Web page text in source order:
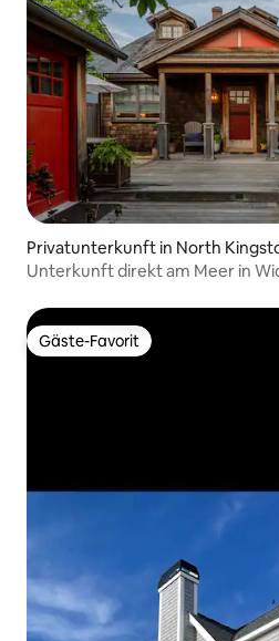
Privatunterkunft in North
Unterkunft direkt am Meer in
Gäste-Favorit
Gäste-Favorit